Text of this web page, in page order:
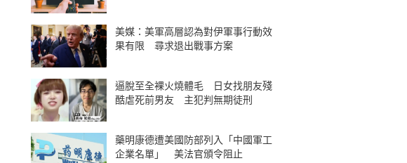
美媒：美軍高層認為對伊軍事行動效
果有限 尋求退出戰事方案
逼脫至全裸火燒體毛 日女找朋友殘
酷虐死前男友 主犯判無期徒刑
藥明康德遭美國防部列入「中國軍工
企業名單」 美法官頒令阻止